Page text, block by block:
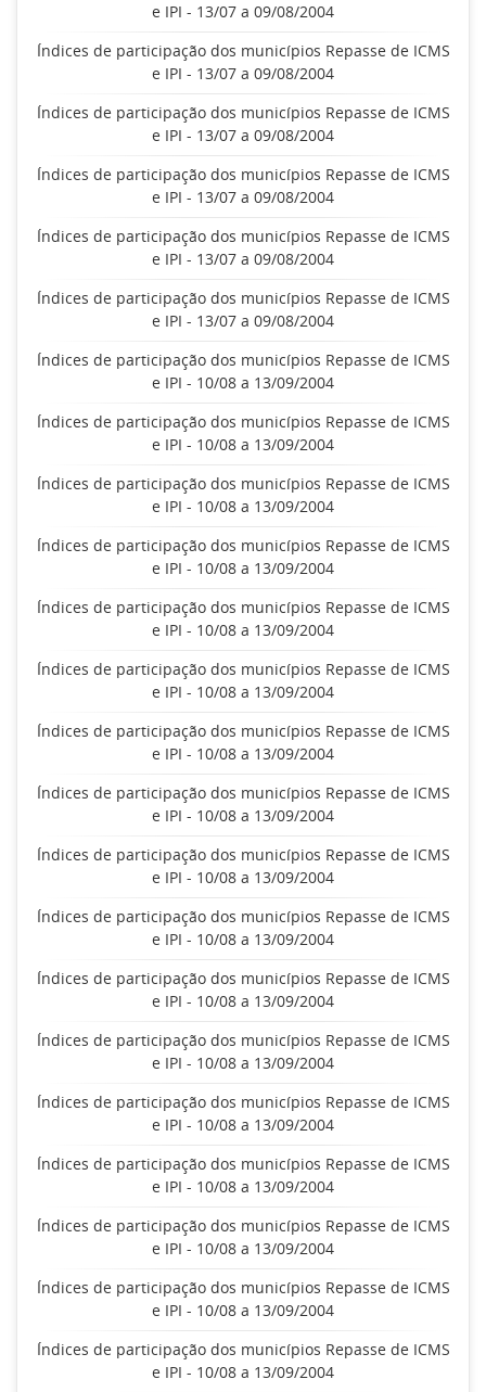
e IPI - 13/07 a 09/08/2004
Índices de participação dos municípios Repasse de ICMS
e IPI - 13/07 a 09/08/2004
Índices de participação dos municípios Repasse de ICMS
e IPI - 13/07 a 09/08/2004
Índices de participação dos municípios Repasse de ICMS
e IPI - 13/07 a 09/08/2004
Índices de participação dos municípios Repasse de ICMS
e IPI - 13/07 a 09/08/2004
Índices de participação dos municípios Repasse de ICMS
e IPI - 13/07 a 09/08/2004
Índices de participação dos municípios Repasse de ICMS
e IPI - 10/08 a 13/09/2004
Índices de participação dos municípios Repasse de ICMS
e IPI - 10/08 a 13/09/2004
Índices de participação dos municípios Repasse de ICMS
e IPI - 10/08 a 13/09/2004
Índices de participação dos municípios Repasse de ICMS
e IPI - 10/08 a 13/09/2004
Índices de participação dos municípios Repasse de ICMS
e IPI - 10/08 a 13/09/2004
Índices de participação dos municípios Repasse de ICMS
e IPI - 10/08 a 13/09/2004
Índices de participação dos municípios Repasse de ICMS
e IPI - 10/08 a 13/09/2004
Índices de participação dos municípios Repasse de ICMS
e IPI - 10/08 a 13/09/2004
Índices de participação dos municípios Repasse de ICMS
e IPI - 10/08 a 13/09/2004
Índices de participação dos municípios Repasse de ICMS
e IPI - 10/08 a 13/09/2004
Índices de participação dos municípios Repasse de ICMS
e IPI - 10/08 a 13/09/2004
Índices de participação dos municípios Repasse de ICMS
e IPI - 10/08 a 13/09/2004
Índices de participação dos municípios Repasse de ICMS
e IPI - 10/08 a 13/09/2004
Índices de participação dos municípios Repasse de ICMS
e IPI - 10/08 a 13/09/2004
Índices de participação dos municípios Repasse de ICMS
e IPI - 10/08 a 13/09/2004
Índices de participação dos municípios Repasse de ICMS
e IPI - 10/08 a 13/09/2004
Índices de participação dos municípios Repasse de ICMS
e IPI - 10/08 a 13/09/2004